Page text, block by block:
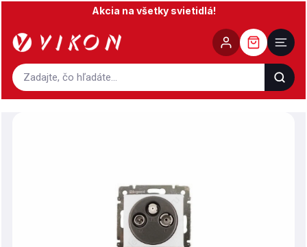
obsah
Akcia na všetky svietidlá!